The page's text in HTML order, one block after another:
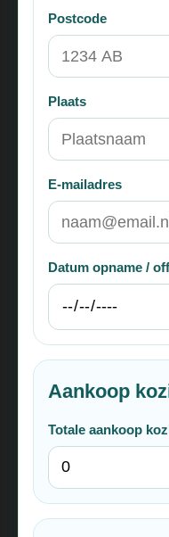
Postcode
Plaats
E-mailadres
Datum opname /
Aankoop
Totale aankoop